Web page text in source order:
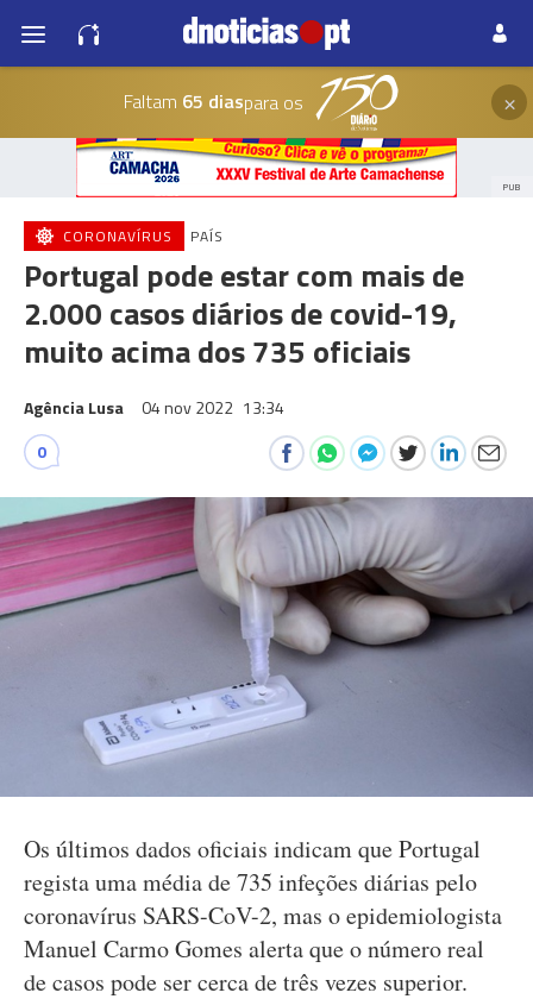
Faltam 65 diaspara os ×
PUB
CORONAVÍRUS PAÍS
Portugal pode estar com mais de
2.000 casos diários de covid-19,
muito acima dos 735 oficiais
Agência Lusa 04 nov 2022 13:34
0
Os últimos dados oficiais indicam que Portugal
regista uma média de 735 infeções diárias pelo
coronavírus SARS-CoV-2, mas o epidemiologista
Manuel Carmo Gomes alerta que o número real
de casos pode ser cerca de três vezes superior.